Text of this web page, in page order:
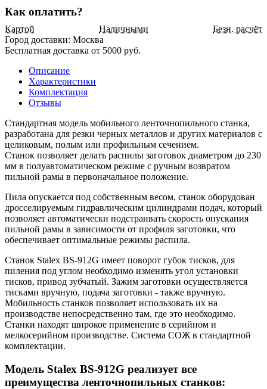
Как оплатить?
Картой Наличными
Безн. расчёт
Город доставки: Москва
Бесплатная доставка от 5000 руб.
Описание
Характеристики
Комплектация
Отзывы
Стандартная модель мобильного ленточнопильного станка,
разработана для резки черных металлов и других материалов с
целиковым, полым или профильным сечением.
Станок позволяет делать распилы заготовок диаметром до 230
мм в полуавтоматическом режиме с ручным возвратом
пильной рамы в первоначальное положение.
Пила опускается под собственным весом, станок оборудован
дросселируемым гидравлическим цилиндрами подач, который
позволяет автоматически подстраивать скорость опускания
пильной рамы в зависимости от профиля заготовки, что
обеспечивает оптимальные режимы распила.
Станок Stalex BS-912G имеет поворот губок тисков, для
пиления под углом необходимо изменять угол установки
тисков, привод зубчатый. Зажим заготовки осуществляется
тисками вручную, подача заготовки - также вручную.
Мобильность станков позволяет использовать их на
производстве непосредственно там, где это необходимо.
Станки находят широкое применение в серийном и
мелкосерийном производстве. Система СОЖ в стандартной
комплектации.
Модель Stalex BS-912G реализует все
преимущества ленточнопильных станков: